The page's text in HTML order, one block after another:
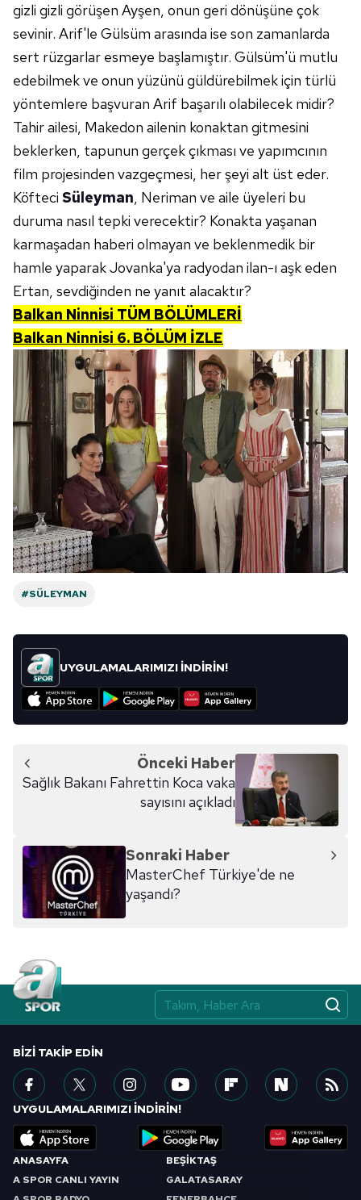
Sitemizde kendimize ve üçüncü kişilere ait çerezler
kullanılmaktadır. Bu çerezler vasıtasıyla çeşitli kişisel
toplumu hizmetlerinin sunulması amacıyla
kullanılmaktadır. Diğer çerezler, sitemizin daha işlevsel
kılınması ve kişiselleştirilmesi ve sizlere yönelik
reklam/pazarlama faaliyetlerinin yapılması, amaçlarıyla
sınırlı olarak açık rızanız dahilinde kullanılacaktır.
Çerezlere ilişkin tercihlerinizi aşağıda yer alan panel
vasıtasıyla belirleyebilirsiniz. Çerezlere ilişkin detaylı bilgi
için Ayarlar butonuna tıklayabilir,Çerez Bilgilendirme
Metnimiziziyaret edebilirsiniz.
6698 sayılı Kişisel Verilerin Korunması Kanunu uyarınca
hazırlanmış Aydınlatma Metnimizi okumak ve sitemizde
ilgili mevzuata uygun olarak kullanılan çerezlerle ilgili bilgi
almak için lütfentıklayınız.
gizli gizli görüşen Ayşen, onun geri dönüşüne çok
sevinir. Arif'le Gülsüm arasında ise son zamanlarda
sert rüzgarlar esmeye başlamıştır. Gülsüm'ü mutlu
edebilmek ve onun yüzünü güldürebilmek için türlü
yöntemlere başvuran Arif başarılı olabilecek midir?
Tahir ailesi, Makedon ailenin konaktan gitmesini
beklerken, tapunun gerçek çıkması ve yapımcının
film projesinden vazgeçmesi, her şeyi alt üst eder.
Köfteci Süleyman, Neriman ve aile üyeleri bu
duruma nasıl tepki verecektir? Konakta yaşanan
karmaşadan haberi olmayan ve beklenmedik bir
hamle yaparak Jovanka'ya radyodan ilan-ı aşk eden
Ertan, sevdiğinden ne yanıt alacaktır?
Balkan Ninnisi TÜM BÖLÜMLERİ
Balkan Ninnisi 6. BÖLÜM İZLE
#SÜLEYMAN
UYGULAMALARIMIZI İNDİRİN!
Önceki Haber
Sağlık Bakanı Fahrettin Koca vaka
sayısını açıkladı
Sonraki Haber
MasterChef Türkiye'de ne
yaşandı?
ANASAYFA
A SPOR CANLI YAYIN
BEŞİKTAŞ
GALATASARAY
BIZI TAKIP EDIN
UYGULAMALARIMIZI İNDİRİN!